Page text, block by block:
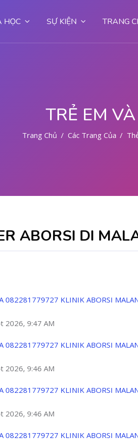
HỌC SỰ KIỆN TRANG
TRẺ EM
Trang Chủ Các Trang Của Hệ
ABORSI DI
082281779727 KLINIK ABORSI
2026, 9:47 AM
082281779727 KLINIK ABORSI
2026, 9:46 AM
082281779727 KLINIK ABORSI
2026, 9:46 AM
082281779727 KLINIK ABORSI